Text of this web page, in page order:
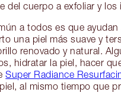
del cuerpo a exfoliar y
a todos es que
una piel más suave y
renovado y natural.
hidratar la piel, hacer
Super Radiance
al mismo tiempo que